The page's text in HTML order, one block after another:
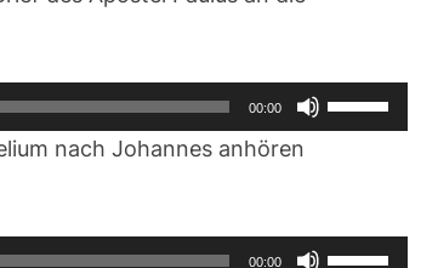
Lautstärke
00:00
Pfeiltasten
Hoch/Runter
nach Johannes anhören
00:00 Pfeiltasten